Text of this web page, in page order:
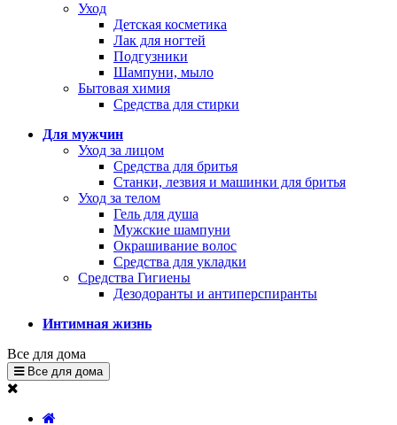
Уход
Детская косметика
Лак для ногтей
Подгузники
Шампуни, мыло
Бытовая химия
Средства для стирки
Для мужчин
Уход за лицом
Средства для бритья
Станки, лезвия и машинки для бритья
Уход за телом
Гель для душа
Мужские шампуни
Окрашивание волос
Средства для укладки
Средства Гигиены
Дезодоранты и антиперспиранты
Интимная жизнь
Все для дома
Все для дома